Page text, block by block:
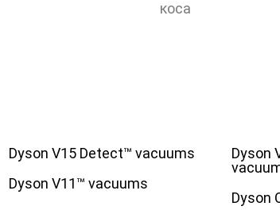
коса
Dyson V15 Detect™ vacuums
Dyson V11™ vacuums
Dyson
Dyson